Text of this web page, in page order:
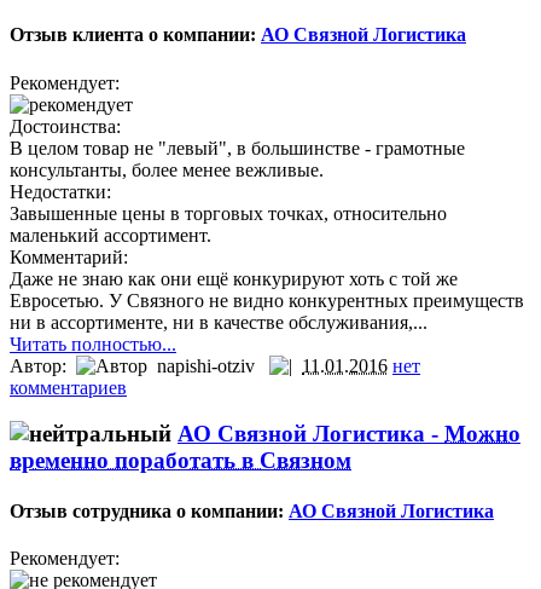
Отзыв клиента о компании: АО Связной Логистика
Рекомендует:
Достоинства:
В целом товар не "левый", в большинстве - грамотные
консультанты, более менее вежливые.
Недостатки:
Завышенные цены в торговых точках, относительно
маленький ассортимент.
Комментарий:
Даже не знаю как они ещё конкурируют хоть с той же
Евросетью. У Связного не видно конкурентных преимуществ
ни в ассортименте, ни в качестве обслуживания,...
Читать полностью...
Автор:
napishi-otziv 11.01.2016 нет
комментариев
АО Связной Логистика - Можно
временно поработать в Связном
Отзыв сотрудника о компании: АО Связной Логистика
Рекомендует: